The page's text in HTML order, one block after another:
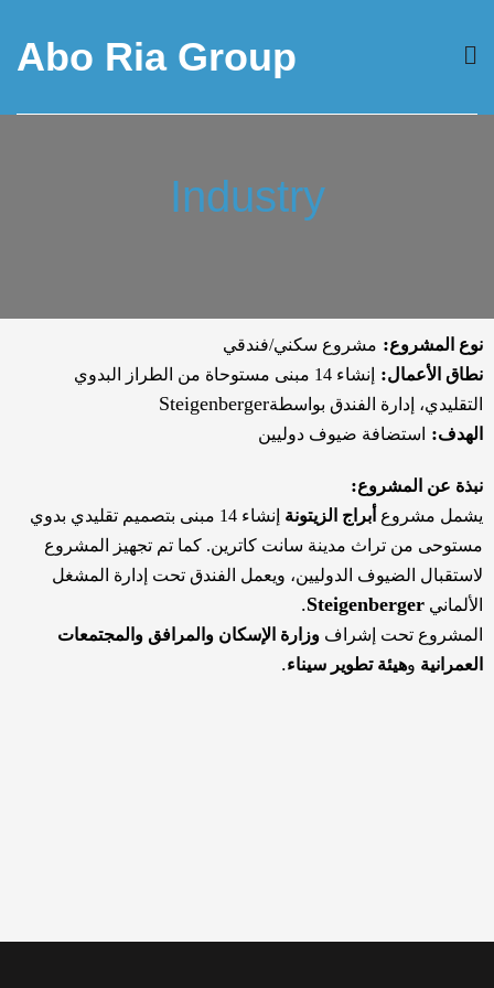
Abo Ria Group
Industry
نوع المشروع: مشروع سكني/فندقي
نطاق الأعمال:
إنشاء 14 مبنى مستوحاة من الطراز البدوي
التقليدي، إدارة الفندق بواسطةSteigenberger
الهدف: استضافة ضيوف دوليين
نبذة عن المشروع:
يشمل مشروع أبراج الزيتونة
إنشاء 14 مبنى بتصميم تقليدي بدوي
مستوحى من تراث مدينة سانت كاترين. كما تم تجهيز المشروع
لاستقبال الضيوف الدوليين، ويعمل الفندق تحت إدارة المشغل
الألماني Steigenberger
.
المشروع تحت إشراف وزارة الإسكان والمرافق والمجتمعات
العمرانية وهيئة تطوير سيناء.